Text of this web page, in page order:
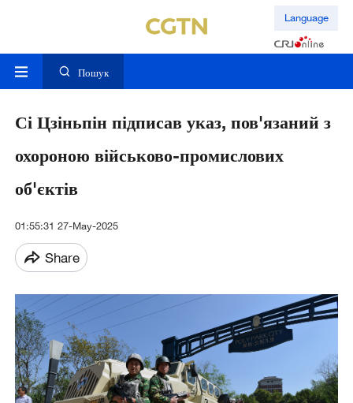
Language
Пошук
Сі Цзіньпін підписав указ, пов'язаний з
охороною військово-промислових
об'єктів
01:55:31 27-May-2025
Share